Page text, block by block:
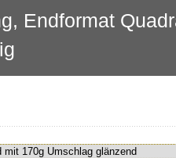
Endformat